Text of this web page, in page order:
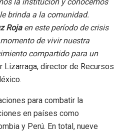
brinda a la comunidad.
Rojaen este período de crisis
de vivir nuestra
compartido para un
Lizarraga, director de Recursos
para combatir la
en países como
y Perú. En total, nueve